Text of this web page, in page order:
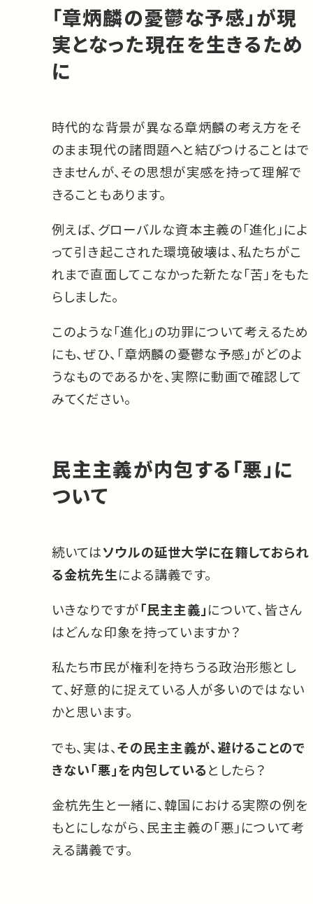
「章炳麟の憂鬱な予感」が現
実となった現在を生きるため
に
時代的な背景が異なる章炳麟の考え方をそ
のまま現代の諸問題へと結びつけることはで
きませんが、その思想が実感を持って理解で
きることもあります。
例えば、グローバルな資本主義の「進化」によ
って引き起こされた環境破壊は、私たちがこ
れまで直面してこなかった新たな「苦」をもた
らしました。
このような「進化」の功罪について考えるため
にも、ぜひ、「章炳麟の憂鬱な予感」がどのよ
うなものであるかを、実際に動画で確認して
みてください。
民主主義が内包する「悪」に
ついて
続いてはソウルの延世大学に在籍しておられ
る金杭先生による講義です。
いきなりですが「民主主義」について、皆さん
はどんな印象を持っていますか？
私たち市民が権利を持ちうる政治形態とし
て、好意的に捉えている人が多いのではない
かと思います。
でも、実は、その民主主義が、避けることので
きない「悪」を内包しているとしたら？
金杭先生と一緒に、韓国における実際の例を
もとにしながら、民主主義の「悪」について考
える講義です。